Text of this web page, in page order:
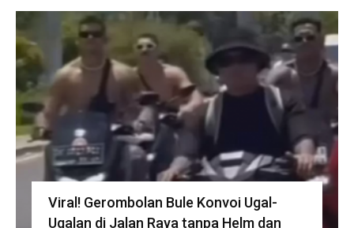
Viral! Gerombolan Bule Konvoi Ugal-
Ugalan di Jalan Raya tanpa Helm dan